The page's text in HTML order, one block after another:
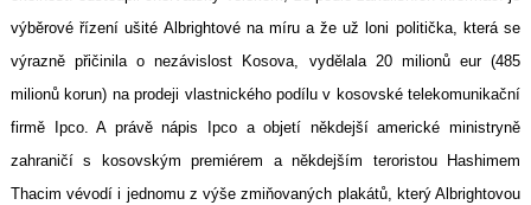
výběrové řízení ušité Albrightové na míru a že už loni politička, která se
výrazně přičinila o nezávislost Kosova, vydělala 20 milionů eur (485
milionů korun) na prodeji vlastnického podílu v kosovské telekomunikační
firmě Ipco. A právě nápis Ipco a objetí někdejší americké ministryně
zahraničí s kosovským premiérem a někdejším teroristou Hashimem
Thacim vévodí i jednomu z výše zmiňovaných plakátů, který Albrightovou